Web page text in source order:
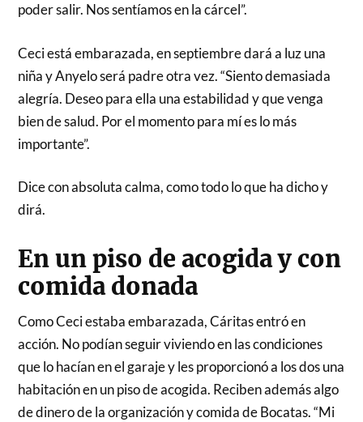
poder salir. Nos sentíamos en la cárcel”.
Ceci está embarazada, en septiembre dará a luz una
niña y Anyelo será padre otra vez. “Siento demasiada
alegría. Deseo para ella una estabilidad y que venga
bien de salud. Por el momento para mí es lo más
importante”.
Dice con absoluta calma, como todo lo que ha dicho y
dirá.
En un piso de acogida y con
comida donada
Como Ceci estaba embarazada, Cáritas entró en
acción. No podían seguir viviendo en las condiciones
que lo hacían en el garaje y les proporcionó a los dos una
habitación en un piso de acogida. Reciben además algo
de dinero de la organización y comida de Bocatas. “Mi